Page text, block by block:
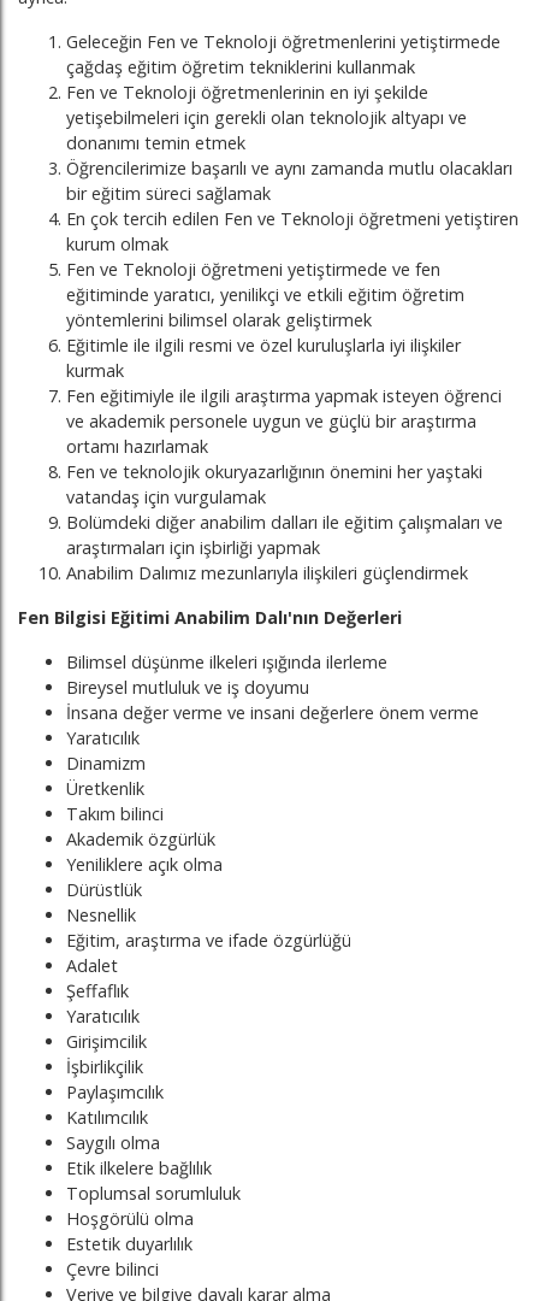
Geleceğin Fen ve Teknoloji öğretmenlerini yetiştirmede
çağdaş eğitim öğretim tekniklerini kullanmak
Fen ve Teknoloji öğretmenlerinin en iyi şekilde
yetişebilmeleri için gerekli olan teknolojik altyapı ve
donanımı temin etmek
Öğrencilerimize başarılı ve aynı zamanda mutlu olacakları
bir eğitim süreci sağlamak
En çok tercih edilen Fen ve Teknoloji öğretmeni yetiştiren
kurum olmak
Fen ve Teknoloji öğretmeni yetiştirmede ve fen
eğitiminde yaratıcı, yenilikçi ve etkili eğitim öğretim
yöntemlerini bilimsel olarak geliştirmek
Eğitimle ile ilgili resmi ve özel kuruluşlarla iyi ilişkiler
kurmak
Fen eğitimiyle ile ilgili araştırma yapmak isteyen öğrenci
ve akademik personele uygun ve güçlü bir araştırma
ortamı hazırlamak
Fen ve teknolojik okuryazarlığının önemini her yaştaki
vatandaş için vurgulamak
Bolümdeki diğer anabilim dalları ile eğitim çalışmaları ve
araştırmaları için işbirliği yapmak
Anabilim Dalımız mezunlarıyla ilişkileri güçlendirmek
Fen Bilgisi Eğitimi Anabilim Dalı'nın Değerleri
Bilimsel düşünme ilkeleri ışığında ilerleme
Bireysel mutluluk ve iş doyumu
İnsana değer verme ve insani değerlere önem verme
Yaratıcılık
Dinamizm
Üretkenlik
Takım bilinci
Akademik özgürlük
Yeniliklere açık olma
Dürüstlük
Nesnellik
Eğitim, araştırma ve ifade özgürlüğü
Adalet
Şeffaflık
Yaratıcılık
Girişimcilik
İşbirlikçilik
Paylaşımcılık
Katılımcılık
Saygılı olma
Etik ilkelere bağlılık
Toplumsal sorumluluk
Hoşgörülü olma
Estetik duyarlılık
Çevre bilinci
Veriye ve bilgiye dayalı karar alma